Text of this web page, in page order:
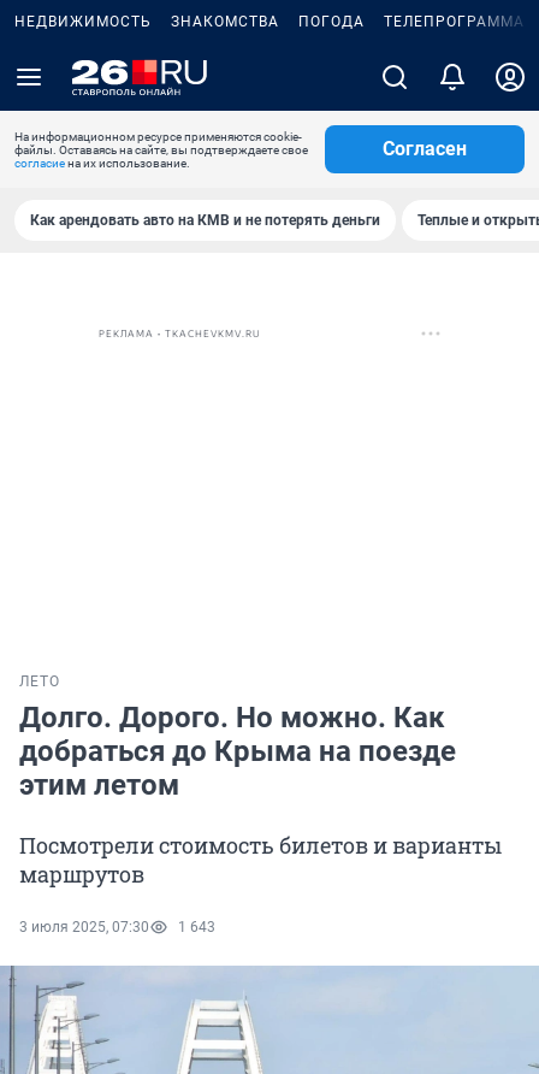
НЕДВИЖИМОСТЬ ЗНАКОМСТВА ПОГОДА ТЕЛЕПРОГРАММА
На информационном ресурсе применяются cookie-
файлы. Оставаясь на сайте, вы подтверждаете свое
согласиена их использование.
Согласен
Как арендовать авто на КМВ и не потерять деньги Теплые и
РЕКЛАМА • TKACHEVKMV.RU
ЛЕТО
Долго. Дорого. Но можно. Как
добраться до Крыма на поезде
этим летом
Посмотрели стоимость билетов и варианты
маршрутов
3 июля 2025, 07:30 1 643